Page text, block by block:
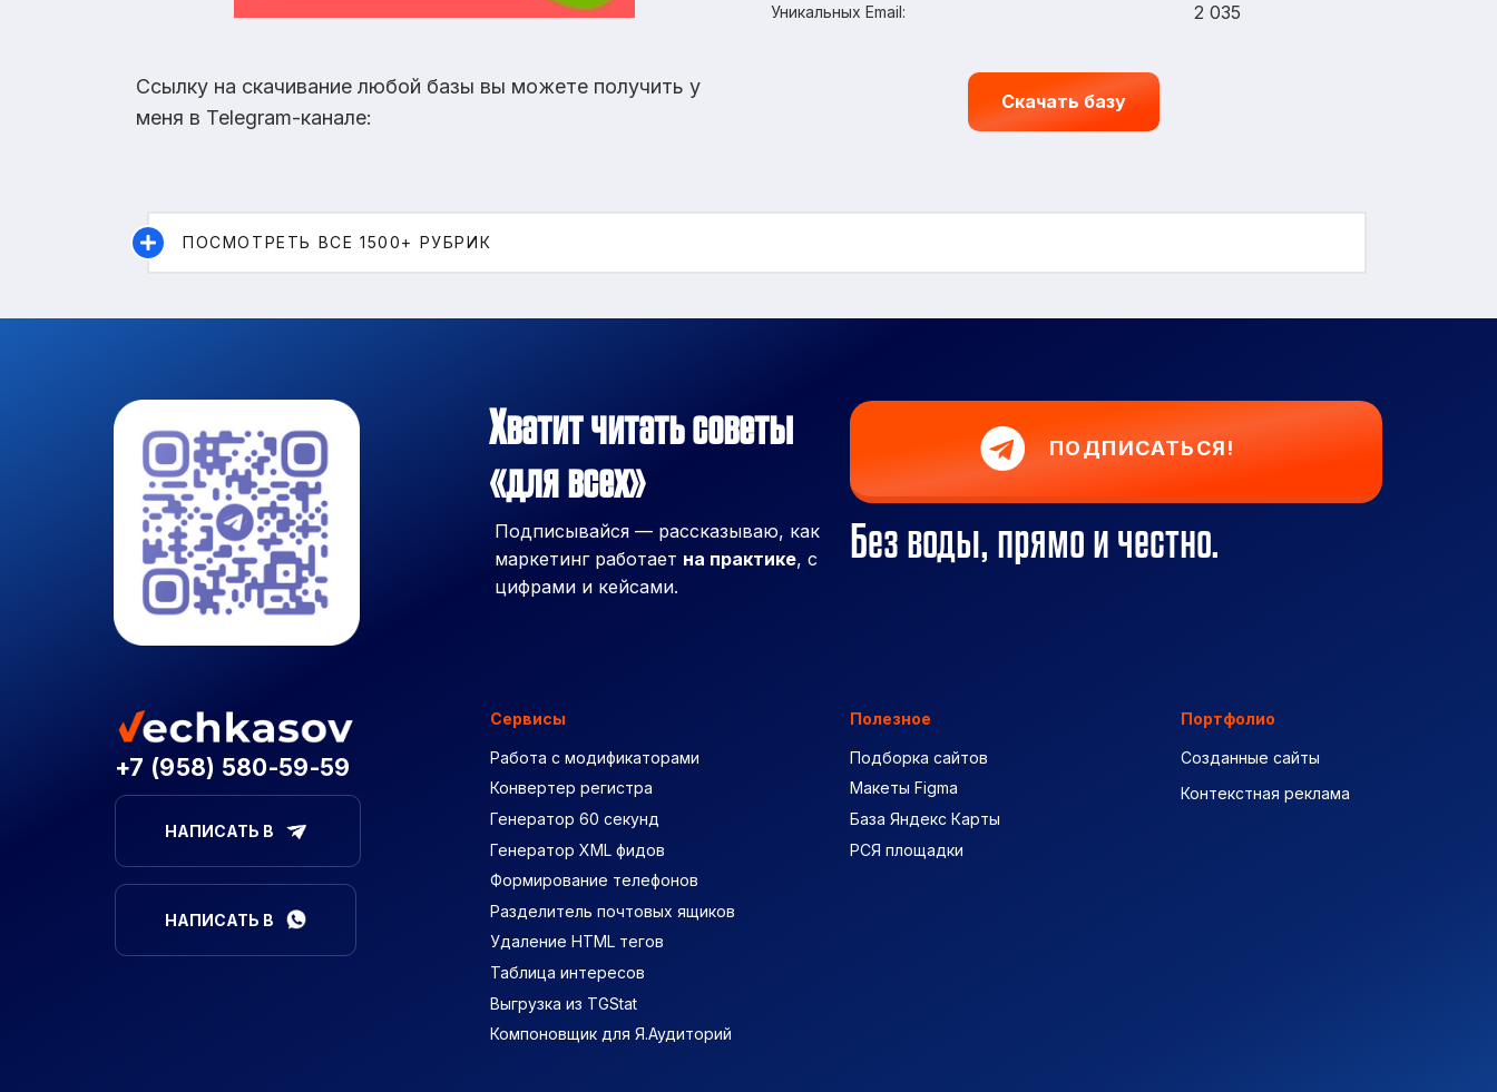
Уникальных Email: 2 035
Ссылку на скачивание любой базы вы можете получить у
меня в Telegram-канале:
Скачать базу
ПОСМОТРЕТЬ ВСЕ 1500+ РУБРИК
Хватит читать советы
«для всех»
Подписывайся — рассказываю, как
маркетинг работает на практике, с
цифрами и кейсами.
ПОДПИСАТЬСЯ!
Без воды, прямо и честно.
+7 (958) 580-59-59
НАПИСАТЬ В
НАПИСАТЬ В
Сервисы
Работа с модификаторами
Конвертер регистра
Генератор 60 секунд
Генератор XML фидов
Формирование телефонов
Разделитель почтовых ящиков
Удаление HTML тегов
Таблица интересов
Выгрузка из TGStat
Компоновщик для Я.Аудиторий
Полезное
Подборка сайтов
Макеты Figma
База Яндекс Карты
РСЯ площадки
Портфолио
Созданные сайты
Контекстная реклама